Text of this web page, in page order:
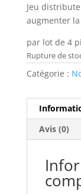
Jeu
augmenter
par lot de 4
Rupture de
Catégorie :
Avis (0)